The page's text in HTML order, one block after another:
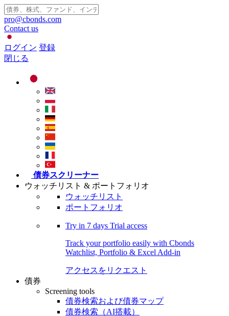
pro@cbonds.com
Contact us
ログイン 登録
閉じる
債券スクリーナー
ウォッチリスト & ポートフォリオ
ウォッチリスト
ポートフォリオ
Try in 7 days Trial access
Track your portfolio easily with Cbonds
Watchlist, Portfolio & Excel Add-in
アクセスをリクエスト
債券
Screening tools
債券検索および債券マップ
債券検索（AI搭載）